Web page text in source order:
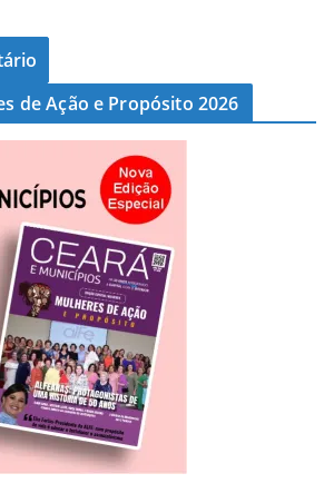
de Ação e Propósito 2026